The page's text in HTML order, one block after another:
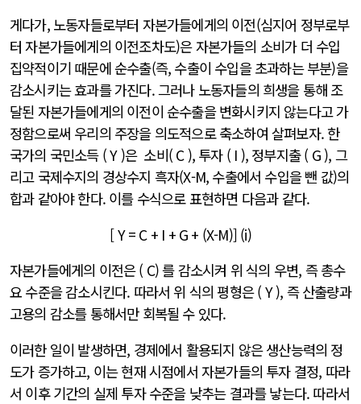
게다가, 노동자들로부터 자본가들에게의 이전(심지어 정부로부
터 자본가들에게의 이전조차도)은 자본가들의 소비가 더 수입
집약적이기 때문에 순수출(즉, 수출이 수입을 초과하는 부분)을
감소시키는 효과를 가진다. 그러나 노동자들의 희생을 통해 조
달된 자본가들에게의 이전이 순수출을 변화시키지 않는다고 가
정함으로써 우리의 주장을 의도적으로 축소하여 살펴보자. 한
국가의 국민소득 ( Y )은 소비( C ), 투자 ( I ), 정부지출 ( G ), 그
리고 국제수지의 경상수지 흑자(X-M, 수출에서 수입을 뺀 값)의
합과 같아야 한다. 이를 수식으로 표현하면 다음과 같다.
[ Y = C + I + G + (X-M)] (i)
자본가들에게의 이전은 ( C) 를 감소시켜 위 식의 우변, 즉 총수
요 수준을 감소시킨다. 따라서 위 식의 평형은 ( Y ), 즉 산출량과
고용의 감소를 통해서만 회복될 수 있다.
이러한 일이 발생하면, 경제에서 활용되지 않은 생산능력의 정
도가 증가하고, 이는 현재 시점에서 자본가들의 투자 결정, 따라
서 이후 기간의 실제 투자 수준을 낮추는 결과를 낳는다. 따라서